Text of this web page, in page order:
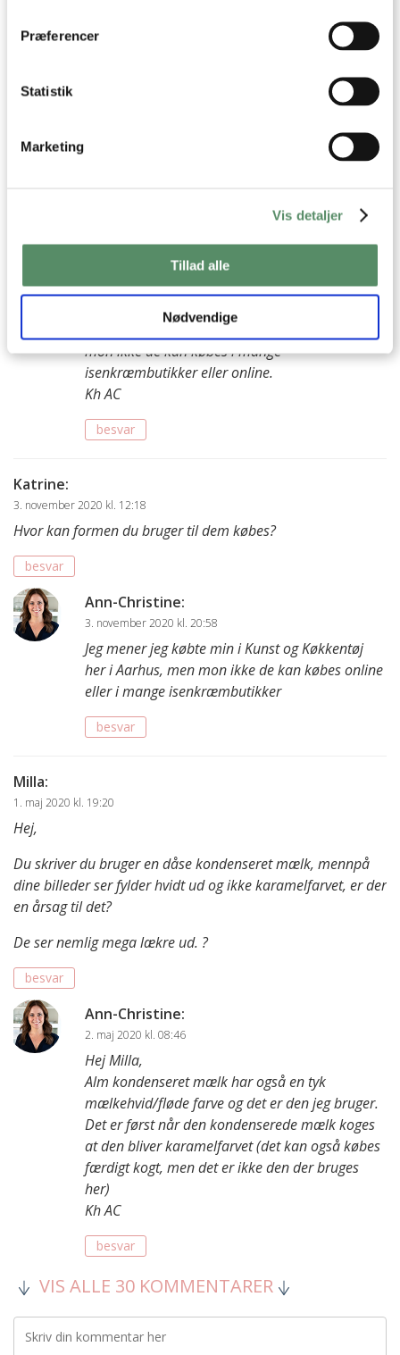
Præferencer
Statistik
Marketing
Vis detaljer
Tillad alle
Nødvendige
Hanne:
Der er slet ingen mulighed for at gå til de skildepadde
siden findes simpelthen ikke.
Ann-Christine:
16. november 2020 kl. 10:42
Det er en del år siden, så linket er slettet nu. Men
mon ikke de kan købes i mange
isenkræmbutikker eller online.
Kh AC
besvar
Katrine:
3. november 2020 kl. 12:18
Hvor kan formen du bruger til dem købes?
besvar
Ann-Christine:
3. november 2020 kl. 20:58
Jeg mener jeg købte min i Kunst og Køkkentøj
her i Aarhus, men mon ikke de kan købes online
eller i mange isenkræmbutikker
besvar
Milla:
1. maj 2020 kl. 19:20
Hej,
Du skriver du bruger en dåse kondenseret mælk, mennpå
dine billeder ser fylder hvidt ud og ikke karamelfarvet, er der
en årsag til det?
De ser nemlig mega lækre ud. ?
besvar
Ann-Christine:
2. maj 2020 kl. 08:46
Hej Milla,
Alm kondenseret mælk har også en tyk
mælkehvid/fløde farve og det er den jeg bruger.
Det er først når den kondenserede mælk koges
at den bliver karamelfarvet (det kan også købes
færdigt kogt, men det er ikke den der bruges
her)
Kh AC
besvar
VIS ALLE 30 KOMMENTARER